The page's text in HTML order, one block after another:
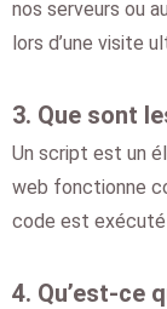
nos serveurs ou
lors d’une visite
3. Que sont
Un script est un
web fonctionne
code est exécuté
4. Qu’est-ce